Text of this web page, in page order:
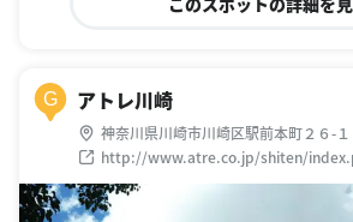
G アトレ川崎
神奈川県川崎市川崎区駅前本町２６-１
http://www.atre.co.jp/shiten/